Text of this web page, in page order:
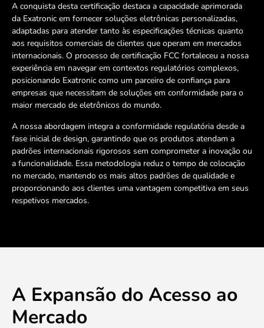
A conquista desta certificação destaca a capacidade aprimorada
da Exatronic em fornecer soluções eletrônicas personalizadas,
adaptadas para atender tanto às especificações técnicas quanto
aos requisitos comerciais de clientes que operam em mercados
internacionais. O processo de certificação FCC fortaleceu a nossa
experiência em navegar em contextos regulatórios complexos,
posicionando Exatronic como um parceiro de confiança para
empresas que necessitam de soluções em conformidade para o
maior mercado de eletrônicos do mundo.
A nossa abordagem integra a conformidade regulatória desde a
fase inicial de design, garantindo que os produtos atendam a
padrões internacionais rigorosos sem comprometer a inovação ou
a funcionalidade. Essa metodologia reduz o tempo de colocação
no mercado, mantendo os mais altos padrões de qualidade e
proporcionando aos clientes uma vantagem competitiva em seus
respetivos mercados.
A Expansão do Acesso ao
Mercado